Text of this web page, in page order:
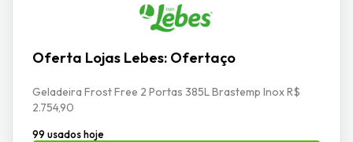
Oferta Lojas Lebes: Ofertaço
Geladeira Frost Free 2 Portas 385L Brastemp Inox R$
2.754,90
99 usados hoje